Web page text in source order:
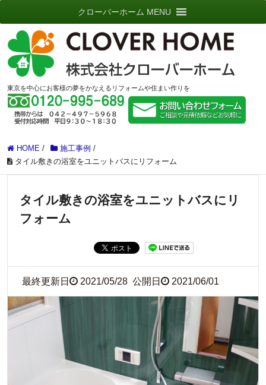
東京を中心にお客様の夢をかなえるリフォームや住まい作りを
クローバーホーム MENU
HOME / 施工事例 /
タイル敷きの浴室をユニットバスにリフォーム
タイル敷きの浴室をユニットバスにリ
フォーム
最終更新日 2021/05/28 公開日 2021/06/01